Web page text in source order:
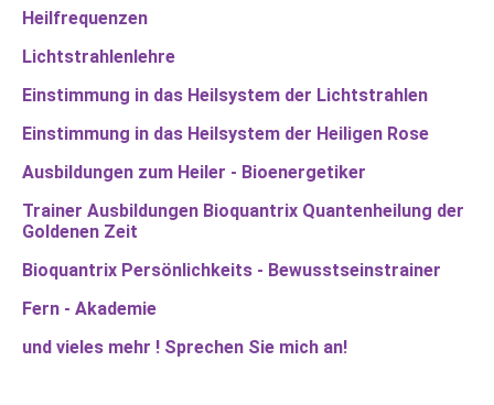
Heilfrequenzen
Lichtstrahlenlehre
Einstimmung in das Heilsystem der Lichtstrahlen
Einstimmung in das Heilsystem der Heiligen Rose
Ausbildungen zum Heiler - Bioenergetiker
Trainer Ausbildungen Bioquantrix Quantenheilung der
Goldenen Zeit
Bioquantrix Persönlichkeits - Bewusstseinstrainer
Fern - Akademie
und vieles mehr ! Sprechen Sie mich an!